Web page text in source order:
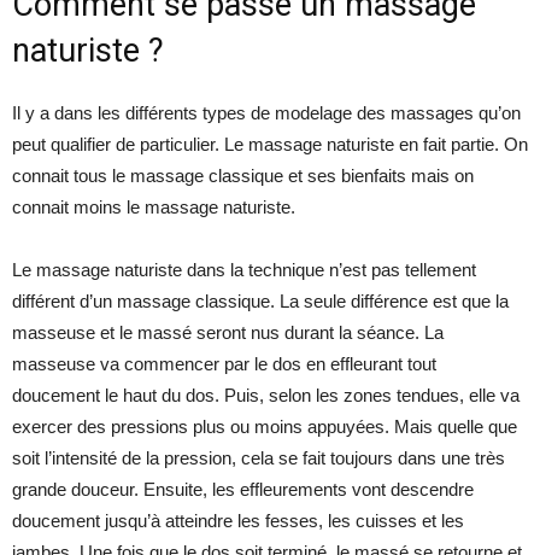
naturiste ?
Il y a dans les différents types de modelage des massages qu’on
peut qualifier de particulier. Le massage naturiste en fait partie. On
connait tous le massage classique et ses bienfaits mais on
connait moins le massage naturiste.
Le massage naturiste dans la technique n’est pas tellement
différent d’un massage classique. La seule différence est que la
masseuse et le massé seront nus durant la séance. La
masseuse va commencer par le dos en effleurant tout
doucement le haut du dos. Puis, selon les zones tendues, elle va
exercer des pressions plus ou moins appuyées. Mais quelle que
soit l’intensité de la pression, cela se fait toujours dans une très
grande douceur. Ensuite, les effleurements vont descendre
doucement jusqu’à atteindre les fesses, les cuisses et les